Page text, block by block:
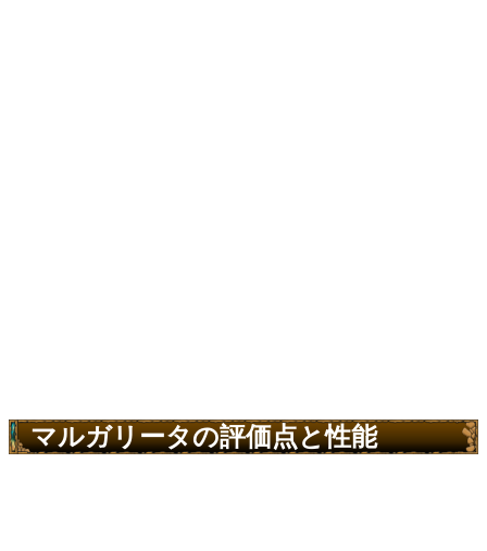
マルガリータの評価点と性能